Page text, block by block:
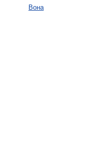
Вона